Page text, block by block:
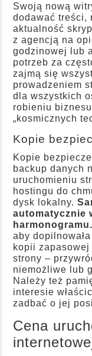
Swoją nową
dodawać treści,
aktualność
z agencją na
godzinowej lub
potrzeb za
zajmą się
prowadzeniem
dla wszystkich
robieniu
„kosmicznych
Kopie
Kopie
backup danych
uruchomieniu
hostingu do
dysk lokalny.
automatycznie
harmonogramu.
aby
kopii
strony –
niemożliwe lub
Należy też
interesie
zadbać o jej
Cena